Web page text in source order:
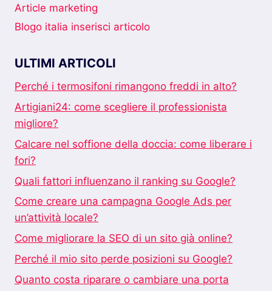
Article marketing
Blogo italia inserisci articolo
ULTIMI ARTICOLI
Perché i termosifoni rimangono freddi in alto?
Artigiani24: come scegliere il professionista
migliore?
Calcare nel soffione della doccia: come liberare i
fori?
Quali fattori influenzano il ranking su Google?
Come creare una campagna Google Ads per
un’attività locale?
Come migliorare la SEO di un sito già online?
Perché il mio sito perde posizioni su Google?
Quanto costa riparare o cambiare una porta